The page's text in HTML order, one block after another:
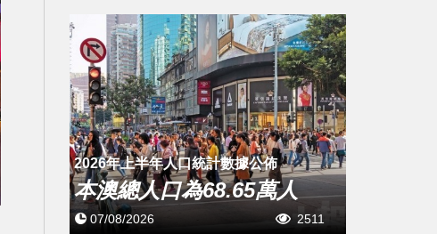
2026年上半年人口統計數據公佈
本澳總人口為68.65萬人
07/08/2026 2511